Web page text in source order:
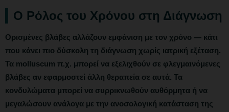
Ο Ρόλος του Χρόνου στη Διάγνωση
Ορισμένες βλάβες αλλάζουν εμφάνιση με τον χρόνο — κάτι
που κάνει πιο δύσκολη τη διάγνωση χωρίς ιατρική εξέταση.
Τα molluscum π.χ. μπορεί να εξελιχθούν σε φλεγμαινόμενες
βλάβες αν εφαρμοστεί άλλη θεραπεία σε αυτά. Τα
κονδυλώματα μπορεί να συρρικνωθούν αυθόρμητα ή να
μεγαλώσουν ανάλογα με την ανοσολογική κατάσταση της